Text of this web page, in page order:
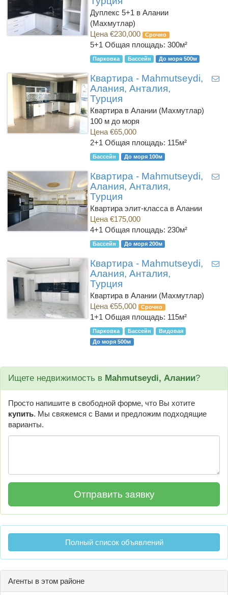
Дуплекс 5+1 в Алании
(Махмутлар)
Цена €230,000
Срочно
5+1 Общая площадь: 300м²
Парковка Бассейн До моря 500м
Квартира - Mahmutseydi,
Алания, Анталия,
Турция
Квартира в Алании (Махмутлар)
100 м до моря
Цена €65,000
2+1 Общая площадь: 115м²
Бассейн До моря 100м
Квартира - Mahmutseydi,
Алания, Анталия,
Турция
Квартира элит-класса в Алании
Цена €175,000
4+1 Общая площадь: 230м²
Бассейн До моря 200м
Квартира - Mahmutseydi,
Алания, Анталия,
Турция
Квартира в Алании (Махмутлар)
Цена €55,000
Срочно
1+1 Общая площадь: 115м²
Парковка Бассейн
Видовая
До моря 500м
Ищете недвижимость в Mahmutseydi, Алании?
Просто напишите в свободной форме, что Вы хотите
купить. Мы свяжемся с Вами и предложим подходящие
варианты.
Полный список объявлений
Агенты в этом районе